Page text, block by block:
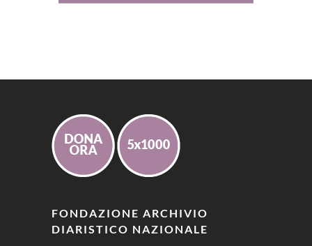
FONDAZIONE ARCHIVIO
DIARISTICO NAZIONALE